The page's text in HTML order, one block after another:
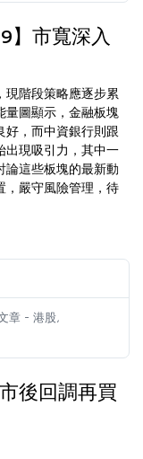
】市寬深入
現階段策略應逐步累
量圖顯示，金融板塊
好，而中資銀行則跟
出現吸引力，其中一
論這些板塊的最新動
，嚴守風險管理，待
章 - 港股
後回調再買